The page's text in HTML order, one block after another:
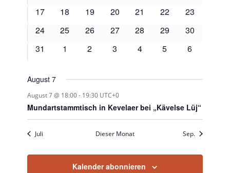
0
17
0
18
0
19
0
20
0
21
0
22
0
23
0
24
0
25
0
26
0
27
0
28
0
29
0
30
0
31
0
1
0
2
0
3
0
4
0
5
0
6
August 7
August 7 @ 18:00- 19:30 UTC+0
Mundartstammtisch in Kevelaer bei „Kävelse Lüj“
Juli Dieser Monat Sep.
Kalender abonnieren